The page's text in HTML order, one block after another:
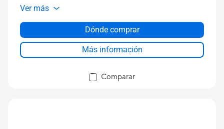
Ver más
Dónde comprar
Más información
Comparar